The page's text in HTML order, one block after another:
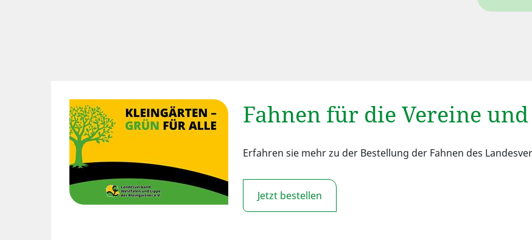
Fahnen für die Vereine
Erfahren sie mehr zu der Bestellung der Fahnen des
Jetzt bestellen